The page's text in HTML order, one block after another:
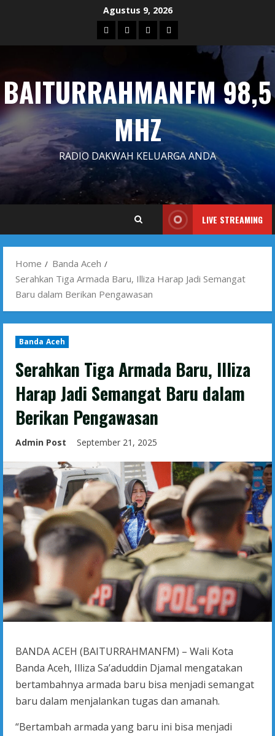
Agustus 9, 2026
Blog Contact
Us
Dengarkan
Siaran
Iklan
BAITURRAHMANFM 98,5
MHZ
RADIO DAKWAH KELUARGA ANDA
LIVE STREAMING
Home
Banda Aceh
Serahkan Tiga Armada Baru, Illiza Harap Jadi Semangat
Baru dalam Berikan Pengawasan
Banda Aceh
Serahkan Tiga Armada Baru, Illiza
Harap Jadi Semangat Baru dalam
Berikan Pengawasan
Admin Post September 21, 2025
BANDA ACEH (BAITURRAHMANFM) – Wali Kota
Banda Aceh, Illiza Sa’aduddin Djamal mengatakan
bertambahnya armada baru bisa menjadi semangat
baru dalam menjalankan tugas dan amanah.
“Bertambah armada yang baru ini bisa menjadi